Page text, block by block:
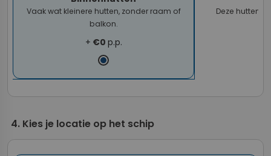
Vaak wat kleinere hutten, zonder raam of
balkon.
+ €0 p.p.
Deze hutten
Kies je locatie op het schip